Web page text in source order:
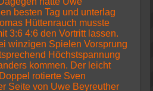
besten Tag und unterlag
Hüttenrauch musste
3:6 4:6 den Vortritt lassen.
winzigen Spielen Vorsprung
Höchstspannung
kommen. Der leicht
rotierte Sven
Seite von Uwe Beyreuther